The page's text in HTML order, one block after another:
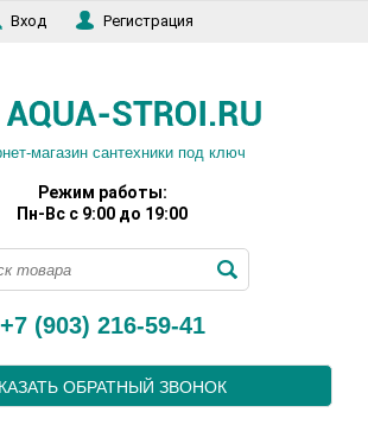
Вход Регистрация
магазин сантехники под ключ
Режим работы:
Пн-Вс с 9:00 до 19:00
+7 (903) 216-59-41
ОБРАТНЫЙ ЗВОНОК